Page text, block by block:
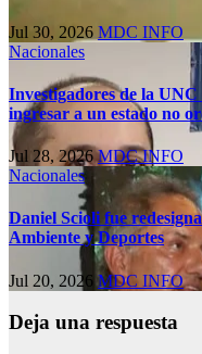
Jul 30, 2026 MDC INFO
Nacionales
Investigadores de la
ingresar a un estado no
Jul 28, 2026MDC INFO
Nacionales
Daniel Scioli fue
Ambiente y Deportes
Jul 20, 2026MDC INFO
Deja una respuesta